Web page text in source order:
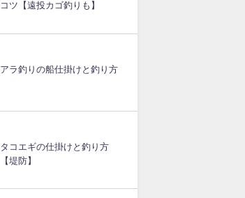
コツ【遠投カゴ釣りも】
アラ釣りの船仕掛けと釣り方
タコエギの仕掛けと釣り方
【堤防】